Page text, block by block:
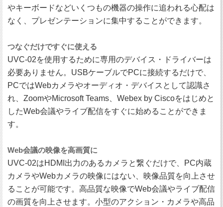
やキーボードなどいくつもの機器の操作に追われる心配は
なく、プレゼンテーションに集中することができます。
つなぐだけですぐに使える
UVC-02を使用するために専用のデバイス・ドライバーは
必要ありません。USBケーブルでPCに接続するだけで、
PCではWebカメラやオーディオ・デバイスとして認識さ
れ、ZoomやMicrosoft Teams、Webex by Ciscoをはじめと
したWeb会議やライブ配信をすぐに始めることができま
す。
Web会議の映像を高画質に
UVC-02はHDMI出力のあるカメラと繋ぐだけで、PC内蔵
カメラやWebカメラの映像にはない、映像品質を向上させ
ることが可能です。高品質な映像でWeb会議やライブ配信
の画質を向上させます。小型のアクション・カメラや高品